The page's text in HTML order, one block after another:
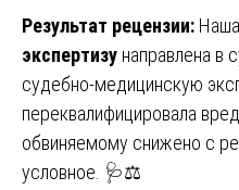
Результат рецензии: Наша
экспертизу направлена в
судебно-медицинскую
переквалифицировала
обвиняемому снижено с
условное. 🩺⚖️